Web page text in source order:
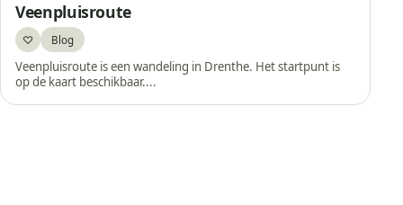
Veenpluisroute
♡Bewaar
Blog
Veenpluisroute is een wandeling in Drenthe. Het startpunt is
op de kaart beschikbaar....